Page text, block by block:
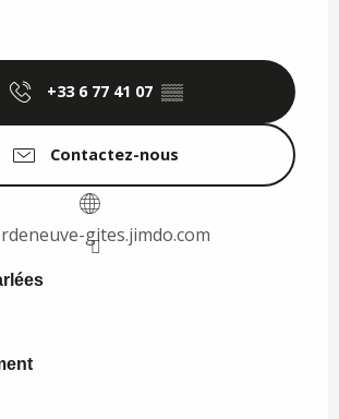
+33 6 77 41 07 ▒▒
Contactez-nous
gites.jimdo.com